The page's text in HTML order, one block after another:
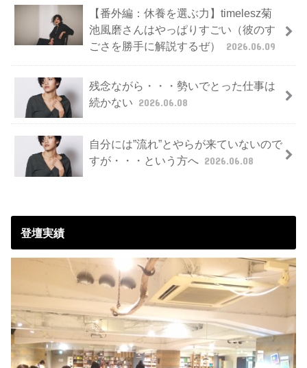
【番外編：休養を選ぶ力】timelesz菊
池風磨さんはやっぱりすごい（彼のす
ごさを勝手に解説するぜ）
2026.06.09
残念ながら・・・勢いでとった仕事は
続かない 2026.06.08
自分には”流れ”とやらが来ていないので
すが・・・という方へ 2026.06.08
登壇実績